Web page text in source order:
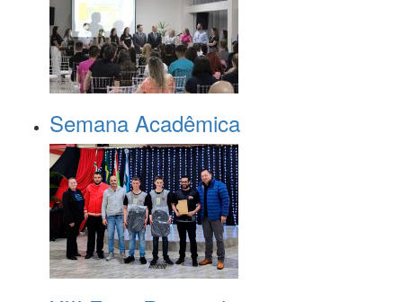
Semana Acadêmica